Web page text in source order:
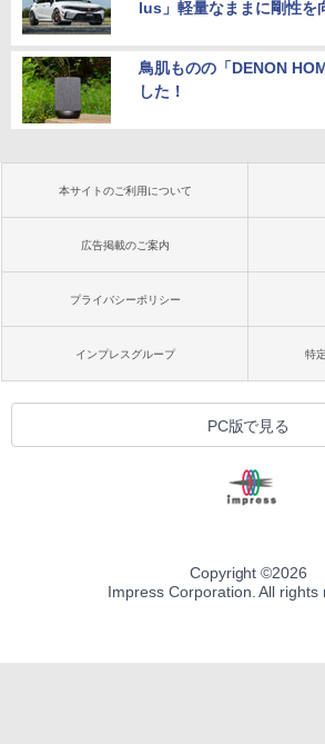
lus」軽量なままに剛性を
鳥肌ものの「DENON
した！
本サイトのご利用について
広告掲載のご案内
プライバシーポリシー
インプレスグループ 特
PC版で見る
Copyright ©2026
Impress Corporation. All rights